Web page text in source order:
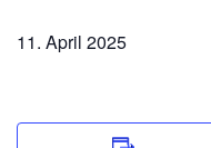
11. April 2025